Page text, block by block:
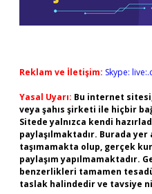
Reklam ve İletişim: Skype:
Yasal Uyarı: Bu internet
veya şahıs şirketi ile hiçbir
Sitede yalnızca kendi
paylaşılmaktadır. Burada
taşımamakta olup, gerçek
paylaşım yapılmamaktadır.
benzerlikleri tamamen
taslak halindedir ve tavsiye